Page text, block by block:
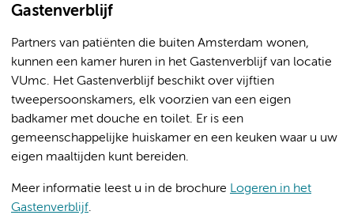
Gastenverblijf
Partners van patiënten die buiten Amsterdam wonen,
kunnen een kamer huren in het Gastenverblijf van locatie
VUmc. Het Gastenverblijf beschikt over vijftien
tweepersoonskamers, elk voorzien van een eigen
badkamer met douche en toilet. Er is een
gemeenschappelijke huiskamer en een keuken waar u uw
eigen maaltijden kunt bereiden.
Meer informatie leest u in de brochure Logeren in het
Gastenverblijf.